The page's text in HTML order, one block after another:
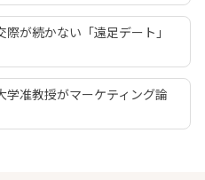
が続かない「遠足デート」
准教授がマーケティング論